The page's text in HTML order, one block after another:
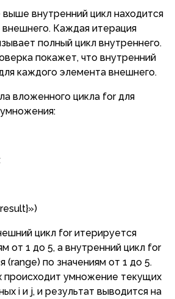
внутренний цикл находится
внешнего. Каждая итерация
полный цикл внутреннего.
покажет, что внутренний
каждого элемента внешнего.
вложенного цикла for для
цикл for итерируется
от 1 до 5, а внутренний цикл for
(range) по значениям от 1 до 5.
происходит умножение текущих
i и j, и результат выводится на